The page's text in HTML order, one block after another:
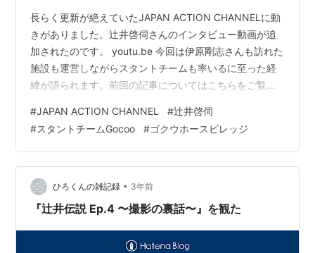
長らく更新が絶えていたJAPAN ACTION CHANNELに動
きがありました。辻井啓伺さんのインタビュー動画が追
加されたのです。 youtu.be 今回は伊原剛志さんも訪れた
施設も運営しながらスタントチームも率いるに至った経
緯が語られます。前回の記事についてはこちらをご覧く
hirofumitouhei.hatenablog.com さて2023年6月25日(日)
は神保町の書泉グランデへ行ってみようかと思います
が、同じ日に高田JAPANにも動きがあることでしょう。
通販でも買えるものですが、こんなものが売られている
そうです。…
#JAPAN ACTION CHANNEL #辻井啓伺
#スタントチームGocoo #ゴクウホースビレッジ
ひろくんの雑記録 • 3年前
『辻井伝説 Ep.4 〜撮影の裏話〜』を観た